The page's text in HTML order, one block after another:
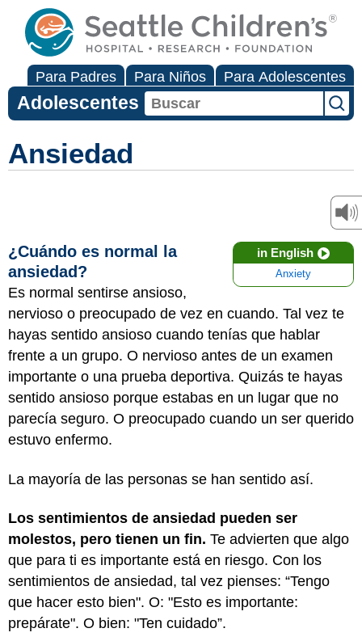
Para Padres Para Niños Para Adolescentes
Adolescentes
Ansiedad
in English
Anxiety
¿Cuándo es normal la
ansiedad?
Es normal sentirse ansioso,
nervioso o preocupado de vez en cuando. Tal vez te
hayas sentido ansioso cuando tenías que hablar
frente a un grupo. O nervioso antes de un examen
importante o una prueba deportiva. Quizás te hayas
sentido ansioso porque estabas en un lugar que no
parecía seguro. O preocupado cuando un ser querido
estuvo enfermo.
La mayoría de las personas se han sentido así.
Los sentimientos de ansiedad pueden ser
molestos, pero tienen un fin. Te advierten que algo
que para ti es importante está en riesgo. Con los
sentimientos de ansiedad, tal vez pienses: “Tengo
que hacer esto bien". O: "Esto es importante:
prepárate". O bien: "Ten cuidado”.